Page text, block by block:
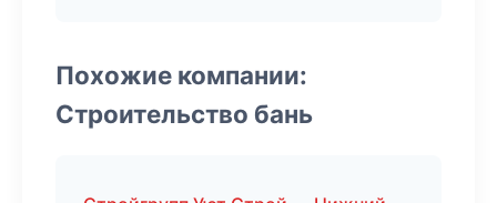
Похожие компании:
Строительство бань